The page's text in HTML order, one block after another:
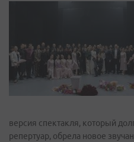
версия спектакля, который
репертуар, обрела новое